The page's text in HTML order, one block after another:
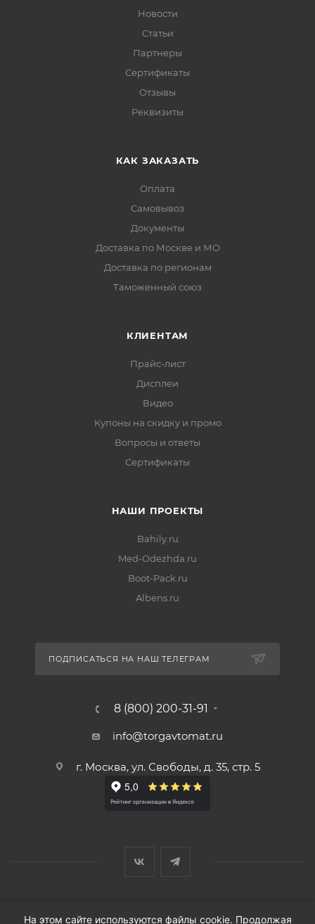
Новости
Статьи
Партнеры
Сертификаты
Отзывы
Реквизиты
КАК ЗАКАЗАТЬ
Оплата
Самовывоз
Документы
Доставка по Москве и МО
Доставка по регионам
Таможенный союз
КЛИЕНТАМ
Прайс-лист
Дисплеи
Видео
Купоны на скидку и промо
Вопросы и ответы
Сертификаты
НАШИ ПРОЕКТЫ
Bahily.ru
Med-Odezhda.ru
Boot-Pack.ru
Albens.ru
ПОДПИСАТЬСЯ НА НАШ ТЕЛЕГРАМ
8 (800) 200-31-91
info@torgavtomat.ru
г. Москва, ул. Свободы, д. 35, стр. 5
© ООО «Вендорс», 1999-2026 г.
На этом сайте используются файлы cookie. Продолжая